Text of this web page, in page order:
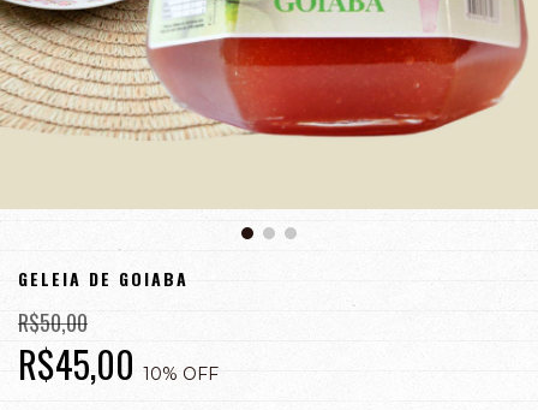
GELEIA DE GOIABA
R$50,00
R$45,00 10% OFF